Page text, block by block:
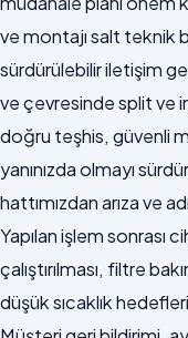
ve montajı salt teknik
sürdürülebilir iletişim
ve çevresinde split ve
doğru teşhis, güvenli
yanınızda olmayı
hattımızdan arıza ve
Yapılan işlem sonrası
çalıştırılması, filtre
düşük sıcaklık